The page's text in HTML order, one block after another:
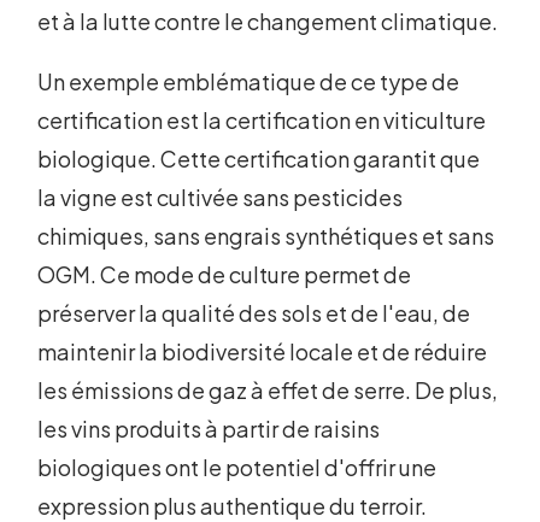
et à la lutte contre le changement climatique.
Un exemple emblématique de ce type de
certification est la certification en viticulture
biologique. Cette certification garantit que
la vigne est cultivée sans pesticides
chimiques, sans engrais synthétiques et sans
OGM. Ce mode de culture permet de
préserver la qualité des sols et de l'eau, de
maintenir la biodiversité locale et de réduire
les émissions de gaz à effet de serre. De plus,
les vins produits à partir de raisins
biologiques ont le potentiel d'offrir une
expression plus authentique du terroir.